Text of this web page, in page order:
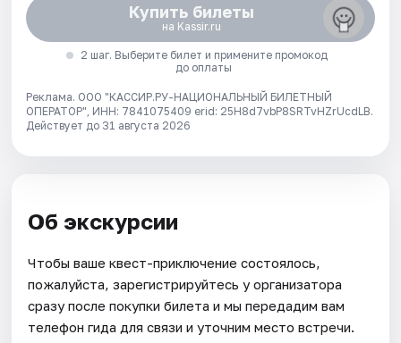
Купить билеты
на Kassir.ru
2 шаг. Выберите билет и примените промокод
до оплаты
Реклама. ООО "КАССИР.РУ-НАЦИОНАЛЬНЫЙ БИЛЕТНЫЙ
ОПЕРАТОР", ИНН: 7841075409 erid: 25H8d7vbP8SRTvHZrUcdLB.
Действует до 31 августа 2026
Об экскурсии
Чтобы ваше квест-приключение состоялось,
пожалуйста, зарегистрируйтесь у организатора
сразу после покупки билета и мы передадим вам
телефон гида для связи и уточним место встречи.